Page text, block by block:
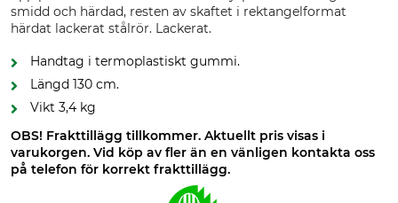
smidd och härdad, resten av skaftet i rektangelformat
härdat lackerat stålrör. Lackerat.
Handtag i termoplastiskt gummi.
Längd 130 cm.
Vikt 3,4 kg
OBS! Frakttillägg tillkommer. Aktuellt pris visas i
varukorgen. Vid köp av fler än en vänligen kontakta oss
på telefon för korrekt frakttillägg.